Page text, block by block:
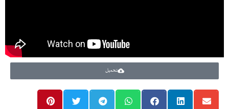
تحميل